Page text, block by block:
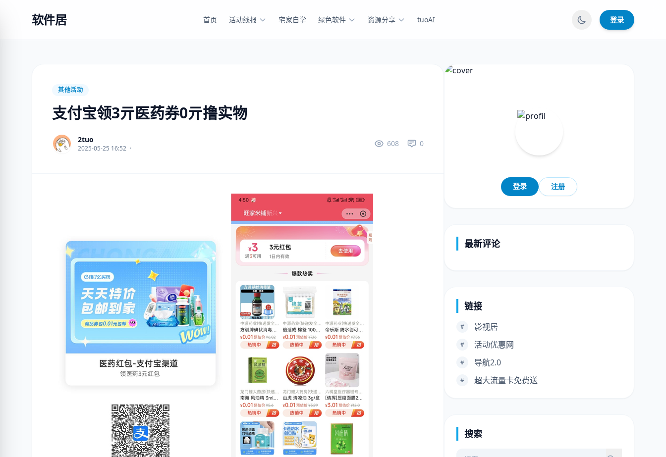
软件居 首页 活动线报 宅家自学 绿色软件 资源分享 tuoAI 登录
其他活动
支付宝领3亓医药券0亓撸实物
2tuo
2025-05-25 16:52 ·
608 0
登录 注册
最新评论
链接
# 影视居
# 活动优惠网
# 导航2.0
# 超大流量卡免费送
搜索